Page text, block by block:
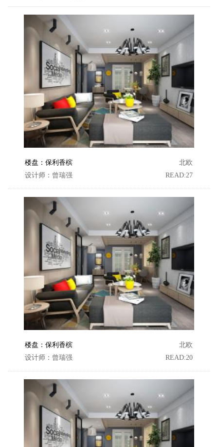
楼盘：保利香槟
北欧
设计师：曾瑞强
READ:27
楼盘：保利香槟
北欧
设计师：曾瑞强
READ:20